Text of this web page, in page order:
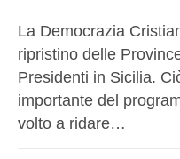
La Democrazia
ripristino delle
Presidenti in Sicilia.
importante del
volto a ridare…